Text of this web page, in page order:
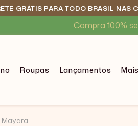
GRÁTIS PARA TODO BRASIL
Compra 100%
Roupas Lançamentos